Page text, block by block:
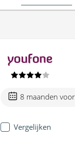
8 maanden voor
Vergelijken